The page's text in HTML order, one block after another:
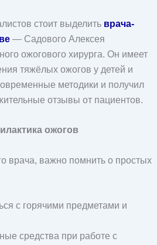
стоит выделить врача-
— Садового Алексея
ожогового хирурга. Он имеет
тяжёлых ожогов у детей и
методики и получил
отзывы от пациентов.
ожогов
врача, важно помнить о простых
с горячими предметами и
средства при работе с